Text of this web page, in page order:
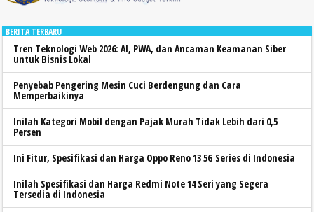
BERITA TERBARU
Tren Teknologi Web 2026: AI, PWA, dan Ancaman Keamanan Siber
untuk Bisnis Lokal
Penyebab Pengering Mesin Cuci Berdengung dan Cara
Memperbaikinya
Inilah Kategori Mobil dengan Pajak Murah Tidak Lebih dari 0,5
Persen
Ini Fitur, Spesifikasi dan Harga Oppo Reno 13 5G Series di Indonesia
Inilah Spesifikasi dan Harga Redmi Note 14 Seri yang Segera
Tersedia di Indonesia